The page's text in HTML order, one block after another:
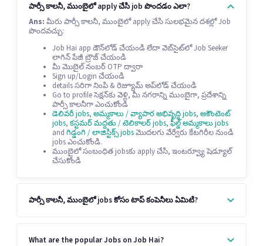
పార్సీ కాలనీ, ముంబైలో apply చేసి job పొందడం ఎలా?
Ans: మీరు పార్సీ కాలనీ, ముంబైలో apply చేసి సులభమైన దశల్లో Job
పొందవచ్చు:
Job Hai app డౌన్‌లోడ్ చేయండి లేదా వెబ్‌సైట్‌లో Job Seeker
లాగిన్ పేజీ బ్రౌజ్ చేయండి
మీ మొబైల్ నంబర్ OTP ద్వారా
Sign up/Login చేయండి
details సరిగా నింపి & రెజ్యూమ్ అప్‌లోడ్ చేయండి
Go to profile సెక్షన్‌కు వెళ్లి, మీ నగరాన్ని ముంబైగా, ప్రదేశాన్ని
పార్సీ కాలనీగా ఎంచుకోండి
డెలివరీ jobs, అమ్మకాలు / వ్యాపార అభివృద్ధి jobs, అకౌంటెంట్
jobs, కస్టమర్ మద్దతు / టెలికాలర్ jobs, ఫీల్డ్ అమ్మకాలు jobs
and గిడ్డంగి / లాజిస్టిక్స్ jobsమొదలగు వేర్వేరు కేటగిరీల నుండి
jobs ఎంచుకోండి.
ముంబైలో సంబంధిత jobsకు apply చేసి, ఇంటర్వ్యూ షెడ్యూల్
చేసుకోండి
పార్సీ కాలనీ, ముంబైలో jobs కోసం టాప్ కంపెనీలు ఏమిటి?
What are the popular Jobs on Job Hai?